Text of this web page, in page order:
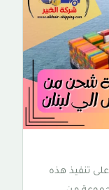
تنفيذ هذه